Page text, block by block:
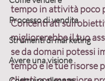
Processo di vendita
Strumenti di marketing
Avere una visione
tempo in attività poco
Concentrati
migliorerebbe il tuo
se da domani potessi
tempo e le tue risorse